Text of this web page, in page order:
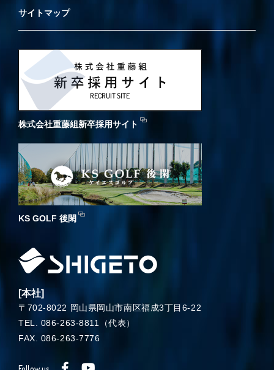
サイトマップ
株式会社重藤組新卒採用サイト
KS GOLF 後閑
[本社]
〒702-8022 岡山県岡山市南区福成3丁目6-22
TEL. 086-263-8811（代表）
FAX. 086-263-7776